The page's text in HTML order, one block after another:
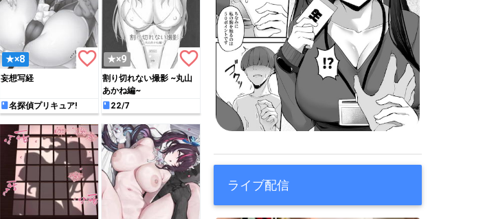
★×8 favorite_border
妄想写経
名探偵プリキュア!
★×9 favorite_border
割り切れない撮影 ~丸山
あかね編~
22/7
ライブ配信